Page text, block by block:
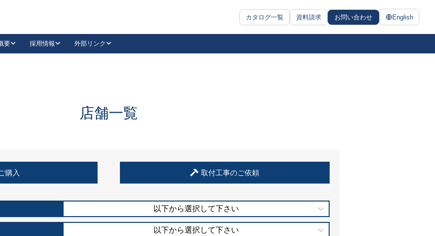
カタログ一覧 資料請求 お問い合わせ English
抗ウイルス・抗菌製品
要 採用情報 外部リンク
LinkedIn
住宅使用部材標準化推進協議会
店舗一覧
購入 取付工事のご依頼
以下から選択して下さい
以下から選択して下さい